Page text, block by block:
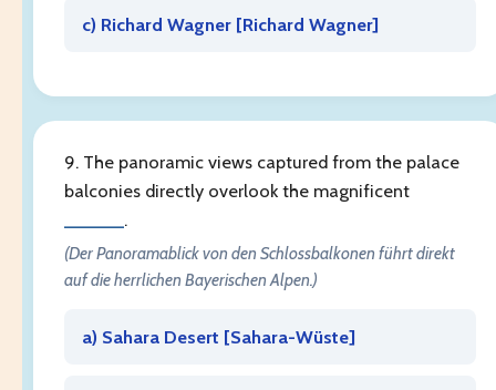
c) Richard Wagner [Richard Wagner]
9. The panoramic views captured from the palace
balconies directly overlook the magnificent
.
(Der Panoramablick von den Schlossbalkonen führt direkt
auf die herrlichen Bayerischen Alpen.)
a) Sahara Desert [Sahara-Wüste]